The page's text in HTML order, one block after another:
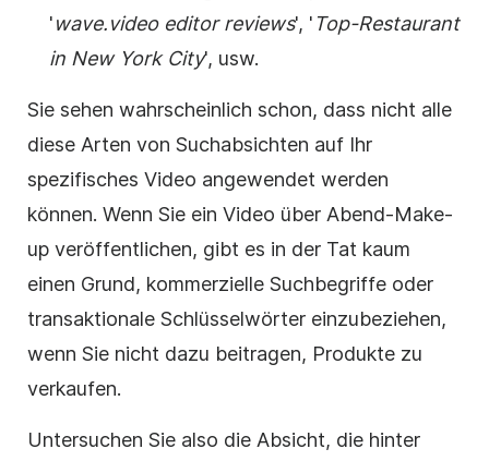
'wave.video editor reviews', ' Top-Restaurant
in New York City', usw.
Sie sehen wahrscheinlich schon, dass nicht alle
diese Arten von Suchabsichten auf Ihr
spezifisches Video angewendet werden
können. Wenn Sie ein Video über Abend-Make-
up veröffentlichen, gibt es in der Tat kaum
einen Grund, kommerzielle Suchbegriffe oder
transaktionale Schlüsselwörter einzubeziehen,
wenn Sie nicht dazu beitragen, Produkte zu
verkaufen.
Untersuchen Sie also die Absicht, die hinter